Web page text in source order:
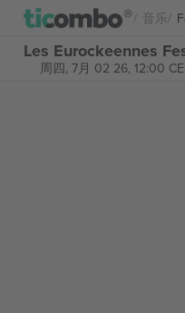
音乐
Les Eurockeennes
周四, 7月 02 26, 12:00